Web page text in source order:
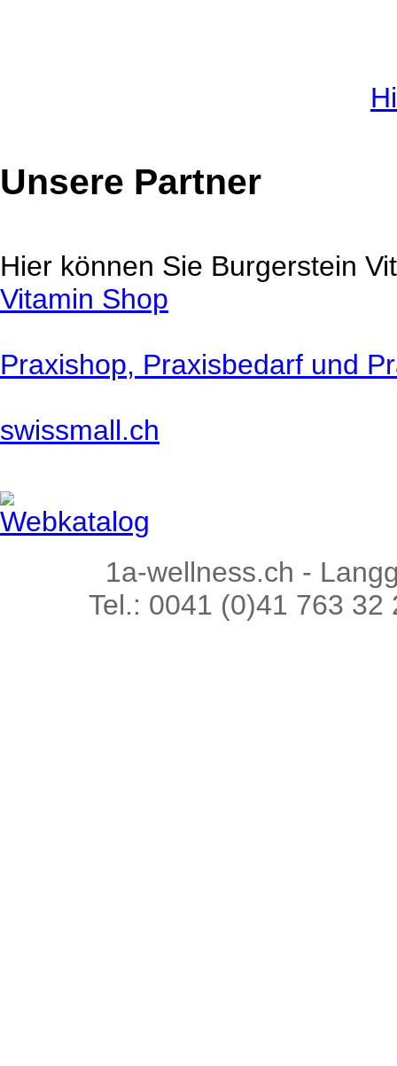
Unsere Partner
Hier können Sie Burgerstein
Vitamin Shop
Praxishop, Praxisbedarf und
swissmall.ch
Webkatalog
1a-wellness.ch -
Tel.: 0041 (0)41 763